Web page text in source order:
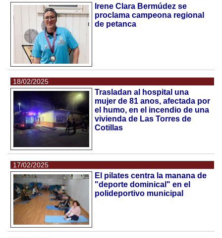
Irene Clara Bermúdez se
proclama campeona regional
de petanca
18/02/2025
Trasladan al hospital una
mujer de 81 anos, afectada por
el humo, en el incendio de una
vivienda de Las Torres de
Cotillas
17/02/2025
El pilates centra la manana de
"deporte dominical" en el
polideportivo municipal